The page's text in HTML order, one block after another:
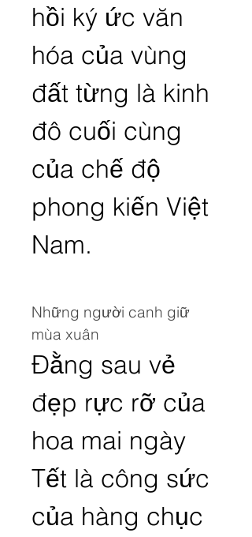
hồi ký ức văn
hóa của vùng
đất từng là kinh
đô cuối cùng
của chế độ
phong kiến Việt
Nam.
Những người canh giữ
mùa xuân
Đằng sau vẻ
đẹp rực rỡ của
hoa mai ngày
Tết là công sức
của hàng chục